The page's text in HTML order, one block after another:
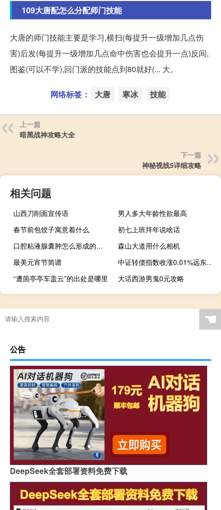
109大唐配怎么分配师门技能
大唐的师门技能主要是学习,横扫(每提升一级增加几点伤
害)后发(每提升一级增加几点命中伤害也会提升一点)反间,
图鉴(可以不学),回门派的技能点到80就好(... 大。
网络标签： 大唐 寒冰 技能
上一篇
暗黑战神攻略大全
下一篇
神秘视线5详细攻略
相关问题
山西刀削面宣传语
男人多大年龄性欲最高
春节前包饺子寓意着什么
初七上班拜年说啥话
口腔粘液腺囊肿怎么形成的（口腔粘液腺囊肿的危害）
森山大道用什么相机
最美元宵节简谱
中证转债指数收涨0.01%远东转债涨近11%声迅转债涨超5%天康转债、宏昌转债跌20%
“遭箇亭亭车盖云”的出处是哪里
大话西游男鬼0元攻略
☚
公告
DeepSeek全套部署资料免费下载